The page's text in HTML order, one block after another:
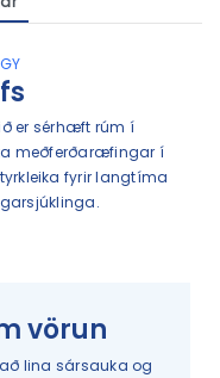
er sérhæft rúm í
meðferðaræfingar í
fyrir langtíma
vörun
lina sársauka og